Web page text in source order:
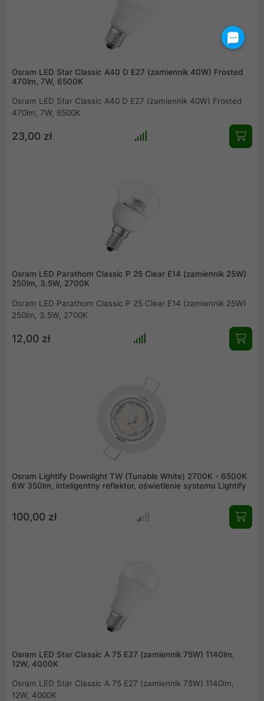
Osram LED Star Classic A40 D E27 (zamiennik 40W) Frosted
470lm, 7W, 6500K
Osram LED Star Classic A40 D E27 (zamiennik 40W) Frosted
470lm, 7W, 6500K
23,00 zł
Osram LED Parathom Classic P 25 Clear E14 (zamiennik 25W)
250lm, 3.5W, 2700K
Osram LED Parathom Classic P 25 Clear E14 (zamiennik 25W)
250lm, 3.5W, 2700K
12,00 zł
Osram Lightify Downlight TW (Tunable White) 2700K - 6500K
6W 350lm, inteligentny reflektor, oświetlenie systemu Lightify
100,00 zł
Osram LED Star Classic A 75 E27 (zamiennik 75W) 1140lm,
12W, 4000K
Osram LED Star Classic A 75 E27 (zamiennik 75W) 1140lm,
12W, 4000K